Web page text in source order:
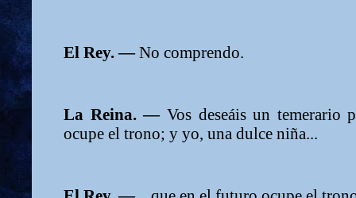
El Rey. —No comprendo.
La Reina. — Vos deseáis un temerario
ocupe el trono; y yo, una dulce niña...